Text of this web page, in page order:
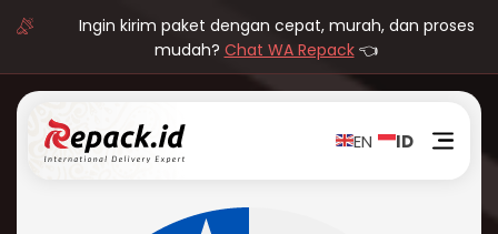
Ingin kirim paket dengan cepat, murah, dan proses
mudah? Chat WA Repack👈
EN ID